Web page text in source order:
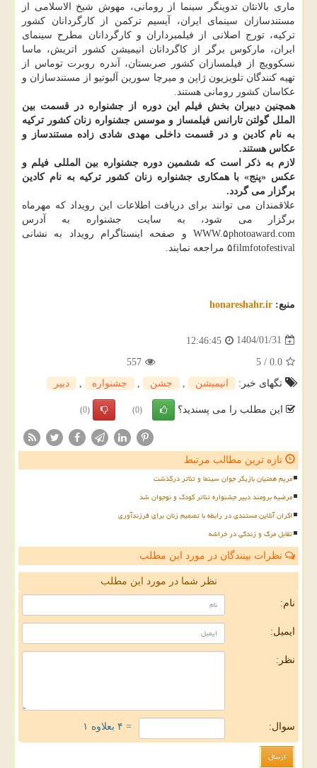
ماری بالانئان تدوینگر سینما از رومانی، مهوش شیخ الاسلامی از
مستندسازان سینمای ایران، آیسیم ترکمن از کارگردانان کشور
ترکیه، تورج اصلانی از فیلمبرداران و کارگردانان مطرح سینمای
ایران، مارکوس برگر از کاگردانان انیمیشن کشور اتریش، ماسا
نسکوویچ از فیلمسازان کشور صربستان، آندره روبرت توماس از
تهیه کنندگان تلویزیون ژاپن و میرچا سورین آلبوتیو از مستندسازان و
عکاسان کشور رومانی هستند.
همچنین دبیران بخش فیلم این دوره از جشنواره در قسمت بین
الملل گولتن تارانس فیلمساز و موسس جشنواره زنان کشور ترکیه
به نام کادین و در قسمت داخلی مهدی شادی زاده مستندساز و
عکاس هستند.
لازم به ذکر است که ششمین دوره جشنواره بین المللی فیلم و
عکس «پنج» با همکاری جشنواره زنان کشور ترکیه به نام کادین
برگزار می گردد.
علاقمندان می توانند برای دریافت اطلاعات این رویداد که مهرماه
برگزار می شود، به سایت جشنواره به آدرس
WWW.۵photoaward.com و صفحه اینستاگرام رویداد به نشانی
۵filmfotofestival مراجعه نمایند.
منبع: honareshahr.ir
1404/01/31
12:46:45
0.0
/
5
557
تگهای خبر:
انیمیشن جشن جشنواره دبیر
این مطلب را می پسندید؟ (0)
(0)
تازه ترین مطالب مرتبط
مریم همتیان بازیگر جوان سینما و تئاتر درگذشت
مرضیه برومند دبیر جشنواره تئاتر کودک و نوجوان شد
اکران آنلاین مستندی در رابطه با تصمیم زنان برای فرزندآوری
تقابل مرگ و زندگی در خراشه
نظرات بینندگان در مورد این مطلب
نظر شما در مورد این مطلب
نام:
ایمیل:
نظر:
سوال: = ۴ بعلاوه ۱